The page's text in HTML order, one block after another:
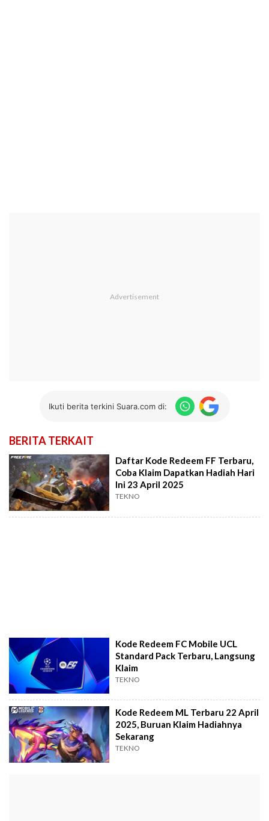
Ikuti berita terkini Suara.com di:
BERITA TERKAIT
Daftar Kode Redeem FF Terbaru,
Coba Klaim Dapatkan Hadiah Hari
Ini 23 April 2025
TEKNO
Kode Redeem FC Mobile UCL
Standard Pack Terbaru, Langsung
Klaim
TEKNO
Kode Redeem ML Terbaru 22 April
2025, Buruan Klaim Hadiahnya
Sekarang
TEKNO